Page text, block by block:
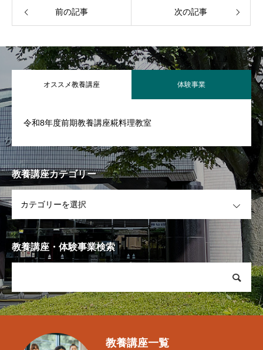
財団情報
財団管理施設
駐車場案内
お問い合せ Contact
施設空き情報 Vacancy
体験事業・講座お申込み Application
財団情報 個人情報保護方針 免責事項 公式SNS運用方針 お問
前の記事 次の記事
オススメ教養講座 体験事業
令和8年度前期教養講座糀料理教室
教養講座カテゴリー
教養講座・体験事業検索
教養講座一覧